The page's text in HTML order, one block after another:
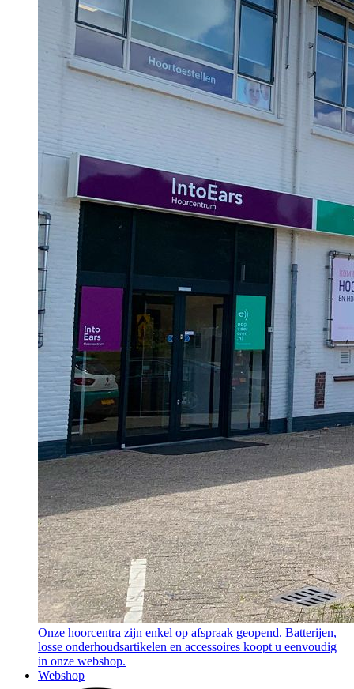
Onze hoorcentra zijn enkel op afspraak geopend. Batterijen,
losse onderhoudsartikelen en accessoires koopt u eenvoudig
in onze webshop.
Webshop